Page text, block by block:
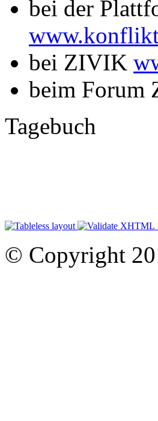
bei der
bei ZIVIK
beim Forum
Tagebuch
© Copyright